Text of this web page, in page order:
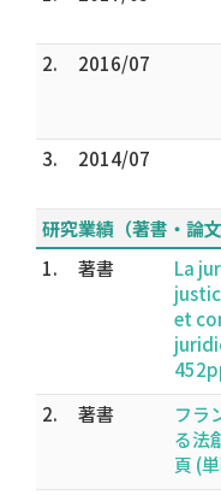
2.
2016/07
3.
2014/07
研究業績（著書・論文
1.
著書
La
et
2.
著書
フラ
る法
頁 (